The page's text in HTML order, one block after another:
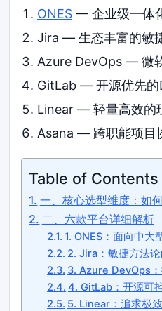
ONES— 企业级一体
Jira — 生态丰富的敏
Azure DevOps — 微
GitLab — 开源优先的
Linear — 轻量高效的
Asana — 跨职能项目
Table of Contents
一、核心选型维度：如
二、六款平台详细解析
1. ONES：面向中大
2. Jira：敏捷方法
3. Azure DevOps
4. GitLab：开源可
5. Linear：追求极